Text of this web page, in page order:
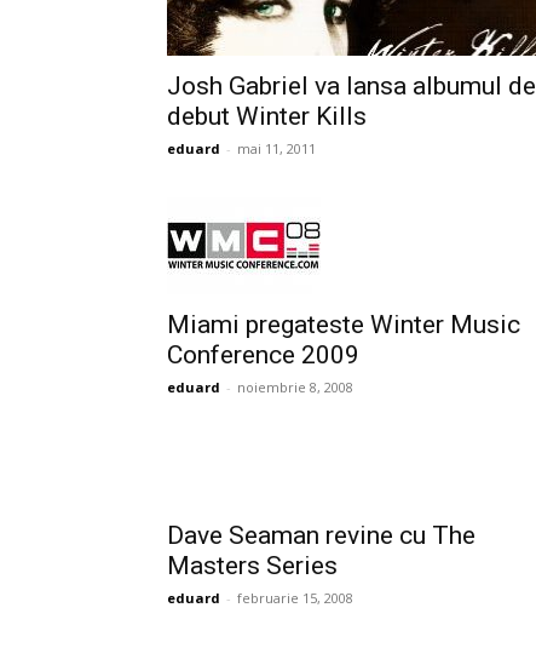
Josh Gabriel va lansa albumul de
debut Winter Kills
eduard - mai 11, 2011
Miami pregateste Winter Music
Conference 2009
eduard - noiembrie 8, 2008
Dave Seaman revine cu The
Masters Series
eduard - februarie 15, 2008